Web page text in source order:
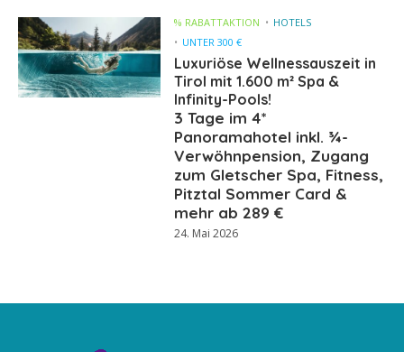
% RABATTAKTION
HOTELS
UNTER 300 €
Luxuriöse Wellnessauszeit in
Tirol mit 1.600 m² Spa &
Infinity-Pools!
3 Tage im 4*
Panoramahotel inkl. ¾-
Verwöhnpension, Zugang
zum Gletscher Spa, Fitness,
Pitztal Sommer Card &
mehr ab 289 €
24. Mai 2026